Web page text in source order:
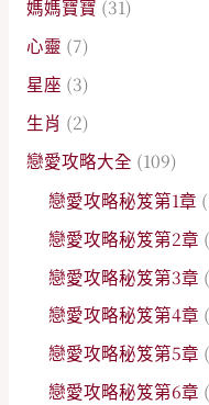
媽媽寶寶 (31)
心靈 (7)
星座 (3)
生肖 (2)
戀愛攻略大全 (109)
戀愛攻略秘笈第1章
戀愛攻略秘笈第2章
戀愛攻略秘笈第3章
戀愛攻略秘笈第4章
戀愛攻略秘笈第5章
戀愛攻略秘笈第6章